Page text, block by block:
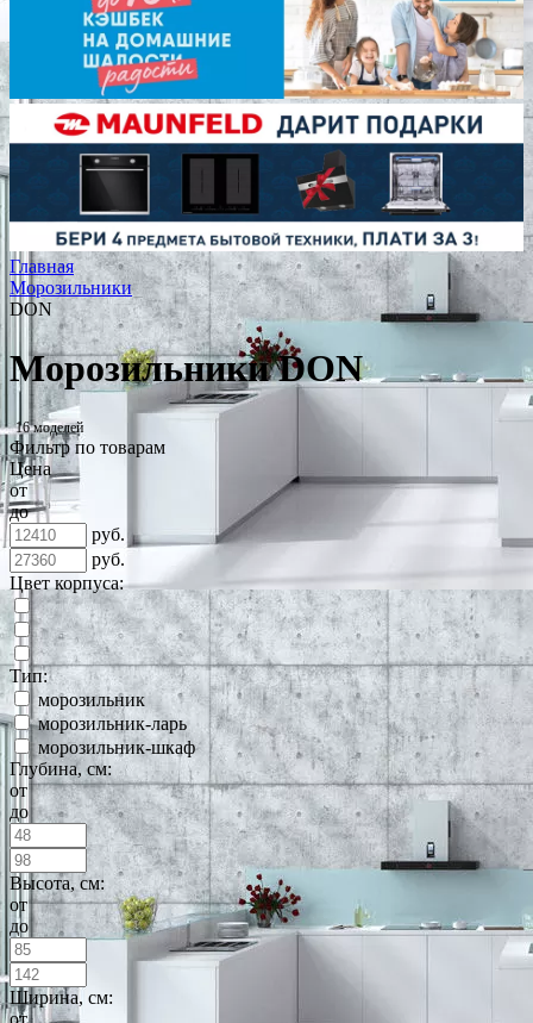
Главная
Морозильники
DON
Морозильники DON
16 моделей
Фильтр по товарам
Цена
от
до
руб.
руб.
Цвет корпуса:
Тип:
морозильник
морозильник-ларь
морозильник-шкаф
Глубина, см:
от
до
Высота, см:
от
до
Ширина, см:
от